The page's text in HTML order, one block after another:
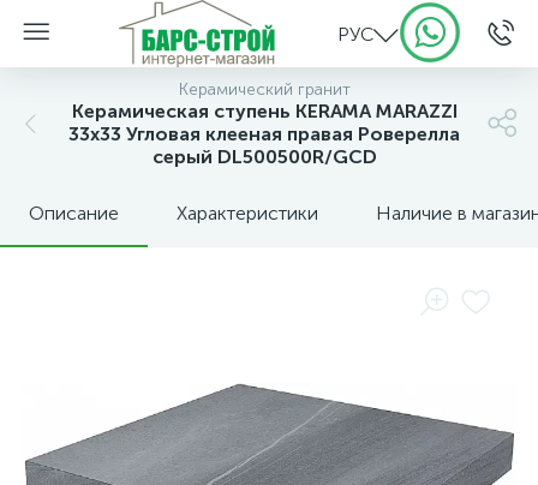
РУС
Керамический гранит
Керамическая ступень KERAMA MARAZZI
33х33 Угловая клееная правая Роверелла
серый DL500500R/GCD
Описание Характеристики Наличие в